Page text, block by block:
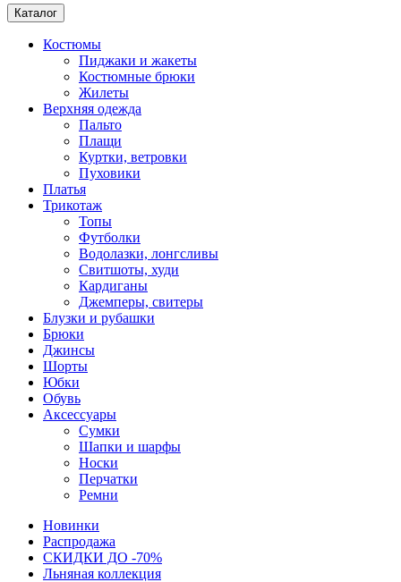
Каталог
Костюмы
Пиджаки и жакеты
Костюмные брюки
Жилеты
Верхняя одежда
Пальто
Плащи
Куртки, ветровки
Пуховики
Платья
Трикотаж
Топы
Футболки
Водолазки, лонгсливы
Свитшоты, худи
Кардиганы
Джемперы, свитеры
Блузки и рубашки
Брюки
Джинсы
Шорты
Юбки
Обувь
Аксессуары
Сумки
Шапки и шарфы
Носки
Перчатки
Ремни
Новинки
Распродажа
СКИДКИ ДО -70%
Льняная коллекция